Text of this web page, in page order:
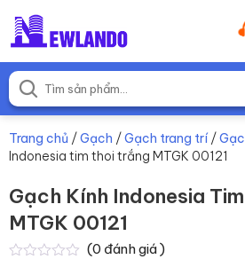
Trang chủ /Gạch /Gạch trang trí/
Indonesia tim thoi trắng MTGK 00121
Gạch Kính Indonesia
MTGK 00121
(0 đánh giá )